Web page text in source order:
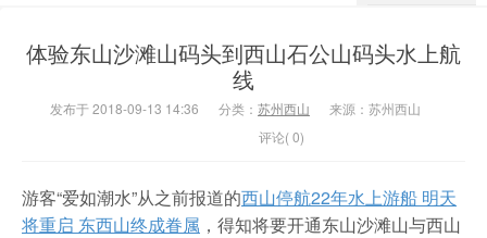
体验东山沙滩山码头到西山石公山码头水上航
线
发布于 2018-09-13 14:36 分类： 苏州西山
来源：苏州西山
评论( 0)
游客“爱如潮水”从之前报道的西山停航22年水上游船 明天
将重启 东西山终成眷属 ，得知将要开通东山沙滩山与西山